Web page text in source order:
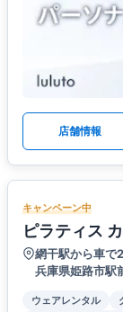
店舗情報
キャンペーン中
ピラティス
網干駅から車で
兵庫県姫路市駅
ウェアレンタル